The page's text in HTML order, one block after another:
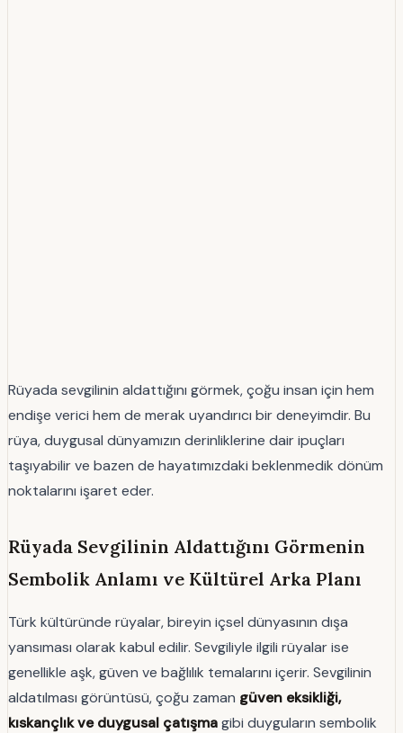
Rüyada sevgilinin aldattığını görmek, çoğu insan için hem
endişe verici hem de merak uyandırıcı bir deneyimdir. Bu
rüya, duygusal dünyamızın derinliklerine dair ipuçları
taşıyabilir ve bazen de hayatımızdaki beklenmedik dönüm
noktalarını işaret eder.
Rüyada Sevgilinin Aldattığını Görmenin
Sembolik Anlamı ve Kültürel Arka Planı
Türk kültüründe rüyalar, bireyin içsel dünyasının dışa
yansıması olarak kabul edilir. Sevgiliyle ilgili rüyalar ise
genellikle aşk, güven ve bağlılık temalarını içerir. Sevgilinin
aldatılması görüntüsü, çoğu zaman güven eksikliği,
kıskançlık ve duygusal çatışmagibi duyguların sembolik